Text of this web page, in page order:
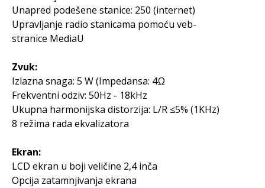
Unapred podešene stanice: 250 (internet)
Upravljanje radio stanicama pomoću veb-
stranice MediaU
Zvuk:
Izlazna snaga: 5 W (Impedansa: 4Ω
Frekventni odziv: 50Hz - 18kHz
Ukupna harmonijska distorzija: L/R ≤5% (1KHz)
8 režima rada ekvalizatora
Ekran:
LCD ekran u boji veličine 2,4 inča
Opcija zatamnjivanja ekrana